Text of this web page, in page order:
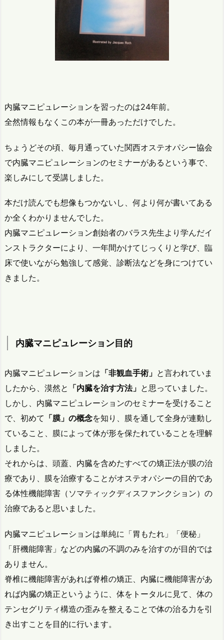
内臓マニピュレーションを習ったのは24年前。
全然情報もなくこの本が一冊あっただけでした。
ちょうどその頃、毎月通っていた関西オステオパシー協会
で内臓マニピュレーションのセミナーがあるという事で、
楽しみにして受講しました。
本だけ読んでも想像もつかないし、何より何が書いてある
か全くわかりませんでした。
内臓マニピュレーション創始者のバラス先生より学んだイ
ンストラクターにより、一年間かけてじっくりと学び、臨
床で使いながら勉強して感覚、診断法などを身につけてい
きました。
内臓マニピュレーション目的
内臓マニピュレーションは 「非観血手術」 と言われていま
したから、漠然と 「内臓を治す方法」 と思っていました。
しかし、内臓マニピュレーションのセミナーを受けること
で、初めて 「膜」の概念を知り、膜を通して全身が連動し
ていること、膜によって体が形を保たれていることを理解
しました。
それからは、頭蓋、内臓を含めたすべての矯正法が膜の治
療であり、膜を治療することがオステオパシーの目的であ
る体性機能障害（ソマティックディスファンクション）の
治療であると思いました。
内臓マニピュレーションは単純に「胃もたれ」「便秘」
「肝機能障害」などの内臓の不調のみを治すのが目的では
ありません。
脊椎に機能障害があれば脊椎の矯正、内臓に機能障害があ
れば内臓の矯正というように、体をトータルに見て、体の
テンセグリティ構造の歪みを整えることで体の治る力を引
き出すことを目的に行います。